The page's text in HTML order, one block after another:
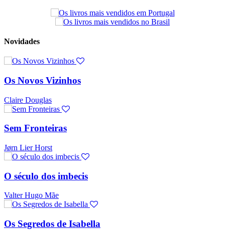
Novidades
Os Novos Vizinhos
Claire Douglas
Sem Fronteiras
Jørn Lier Horst
O século dos imbecis
Valter Hugo Mãe
Os Segredos de Isabella